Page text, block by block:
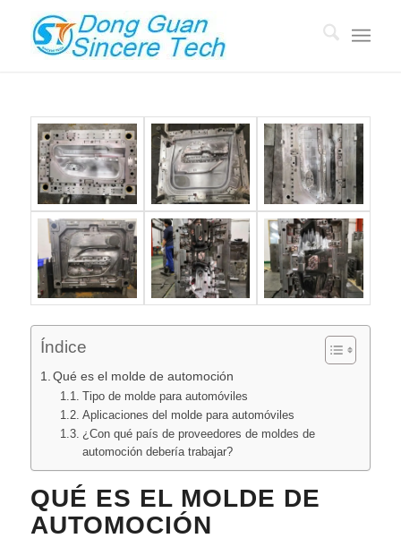
Índice
Qué es el molde de automoción
Tipo de molde para automóviles
Aplicaciones del molde para automóviles
¿Con qué país de proveedores de moldes de
automoción debería trabajar?
QUÉ ES EL MOLDE DE
AUTOMOCIÓN